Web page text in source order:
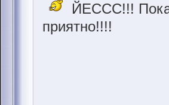
ЙЕССС!!! Пока
приятно!!!!